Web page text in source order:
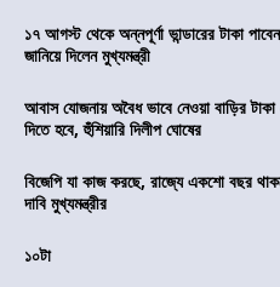
১৭ আগস্ট থেকে অন্নপূর্ণা ভান্ডারের টাকা
জানিয়ে দিলেন মুখ্যমন্ত্রী
আবাস যোজনায় অবৈধ ভাবে নেওয়া বাড়ির
দিতে হবে, হুঁশিয়ারি দিলীপ ঘোষের
বিজেপি যা কাজ করছে, রাজ্যে একশো বছর
দাবি মুখ্যমন্ত্রীর
১০টা